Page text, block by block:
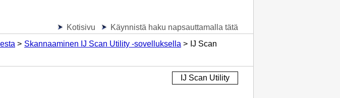
Kotisivu
Käynnistä haku napsauttamalla tätä
Skannaaminen IJ Scan Utility -sovelluksella
IJ Scan
IJ Scan Utility